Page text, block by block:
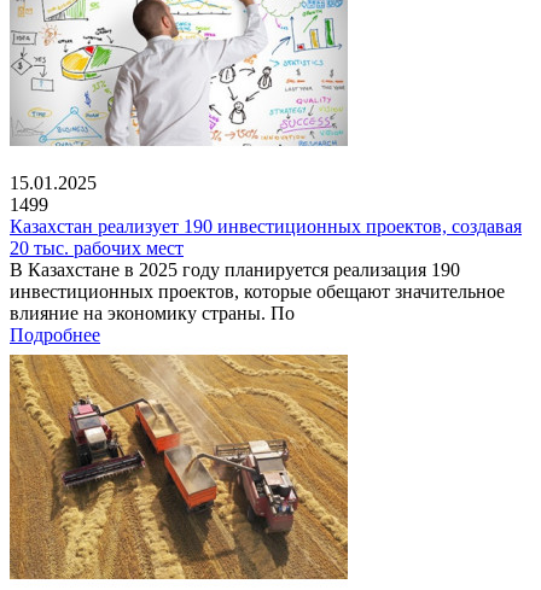
15.01.2025
1499
Казахстан реализует 190 инвестиционных проектов, создавая
20 тыс. рабочих мест
В Казахстане в 2025 году планируется реализация 190
инвестиционных проектов, которые обещают значительное
влияние на экономику страны. По
Подробнее